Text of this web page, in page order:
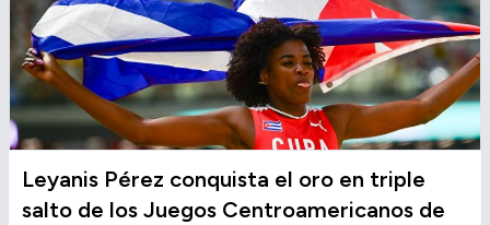
Leyanis Pérez conquista el oro en triple
salto de los Juegos Centroamericanos de